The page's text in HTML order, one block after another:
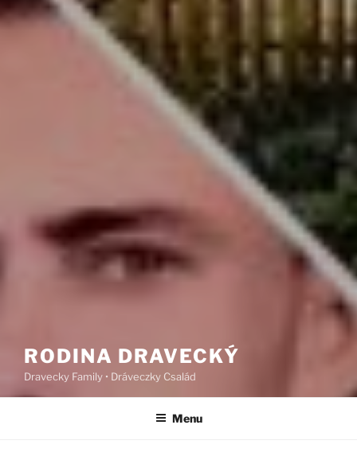
RODINA DRAVECKÝ
Dravecky Family • Dráveczky Család
Menu